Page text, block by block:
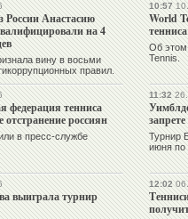
России Анастасию
на 4
вину в восьми
правил.
10:57
World
Об этом
Tennis.
федерация тенниса
отстранение россиян
в пресс-службе
11:32
Турнир
июня по
выиграла турнир
12:02